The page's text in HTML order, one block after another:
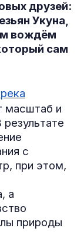
друзей:
Укуна,
вождём
сам
масштаб и
с
при этом,
а
природы